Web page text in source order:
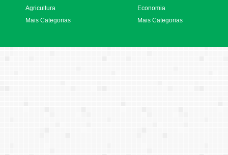
Agricultura
Mais Categorias
Economia
Mais Categorias